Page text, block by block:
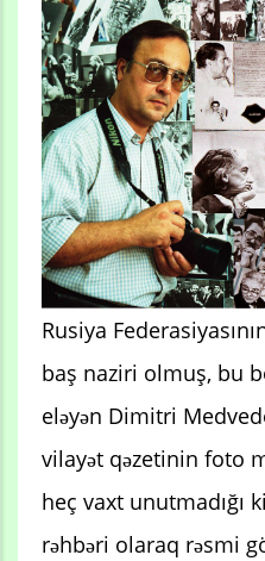
Rusiya
baş naziri olmuş, bu
eləyən Dimitri
vilayət qəzetinin foto
heç vaxt unutmadığı
rəhbəri olaraq rəsmi